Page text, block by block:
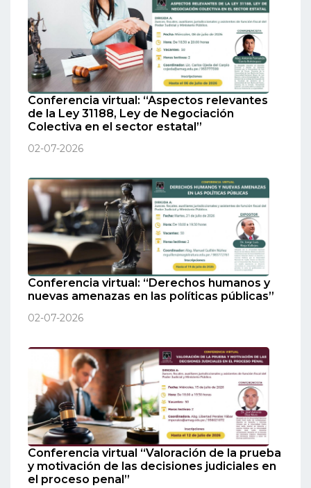
Conferencia virtual: “Aspectos relevantes
de la Ley 31188, Ley de Negociación
Colectiva en el sector estatal”
02-07-2026
Conferencia virtual: “Derechos humanos y
nuevas amenazas en las políticas públicas”
02-07-2026
Conferencia virtual “Valoración de la prueba
y motivación de las decisiones judiciales en
el proceso penal”